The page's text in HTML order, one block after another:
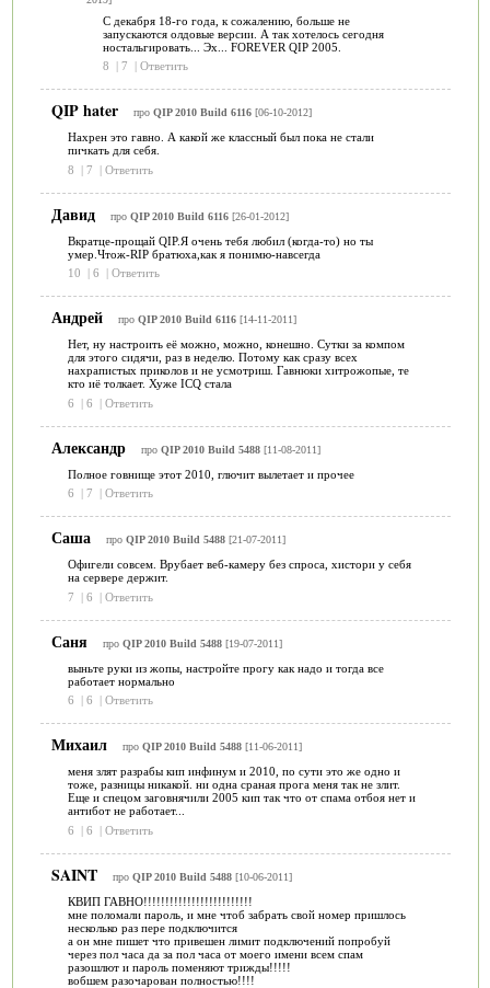
С декабря 18-го года, к сожалению, больше не
запускаются олдовые версии. А так хотелось сегодня
ностальгировать... Эх... FOREVER QIP 2005.
8
| 7 | Ответить
QIP hater про QIP 2010 Build 6116[06-10-2012]
Нахрен это гавно. А какой же классный был пока не стали
пичкать для себя.
8
| 7 | Ответить
Давид про QIP 2010 Build 6116[26-01-2012]
Вкратце-прощай QIP.Я очень тебя любил (когда-то) но ты
умер.Чтож-RIP братюха,как я понимю-навсегда
10
| 6 | Ответить
Андрей про QIP 2010 Build 6116[14-11-2011]
Нет, ну настроить её можно, можно, конешно. Сутки за компом
для этого сидячи, раз в неделю. Потому как сразу всех
нахрапистых приколов и не усмотриш. Гавнюки хитрожопые, те
кто иё толкает. Хуже ICQ стала
6
| 6 | Ответить
Александр про QIP 2010 Build 5488[11-08-2011]
Полное говнище этот 2010, глючит вылетает и прочее
6
| 7 | Ответить
Саша про QIP 2010 Build 5488[21-07-2011]
Офигели совсем. Врубает веб-камеру без спроса, хистори у себя
на сервере держит.
7
| 6 | Ответить
Саня про QIP 2010 Build 5488[19-07-2011]
выньте руки из жопы, настройте прогу как надо и тогда все
работает нормально
6
| 6 | Ответить
Михаил про QIP 2010 Build 5488[11-06-2011]
меня злят разрабы кип инфинум и 2010, по сути это же одно и
тоже, разницы никакой. ни одна сраная прога меня так не злит.
Еще и спецом заговнячили 2005 кип так что от спама отбоя нет и
антибот не работает...
6
| 6 | Ответить
SAINT про QIP 2010 Build 5488[10-06-2011]
КВИП ГАВНО!!!!!!!!!!!!!!!!!!!!!!!!!
мне поломали пароль, и мне чтоб забрать свой номер пришлось
несколько раз пере подключится
а он мне пишет что привешен лимит подключений попробуй
через пол часа да за пол часа от моего имени всем спам
разошлют и пароль поменяют трижды!!!!!
вобшем разочарован полностью!!!!